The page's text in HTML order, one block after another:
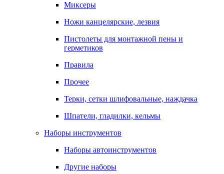
Миксеры
Ножи канцелярские, лезвия
Пистолеты для монтажной пены и
герметиков
Правила
Прочее
Терки, сетки шлифовальные, наждачка
Шпатели, гладилки, кельмы
Наборы инструментов
Наборы автоинструментов
Другие наборы